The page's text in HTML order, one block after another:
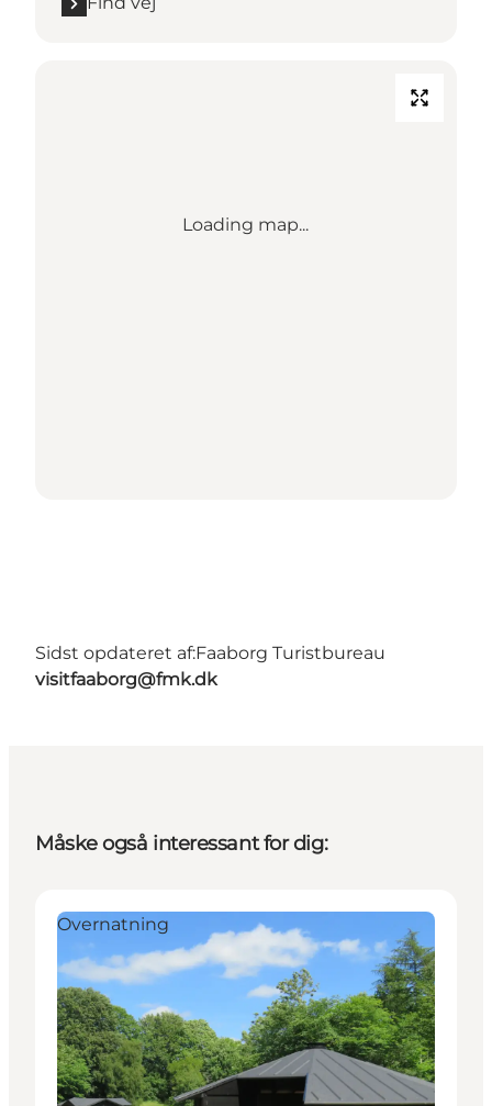
Loading map...
Sidst opdateret af:Faaborg Turistbureau
visitfaaborg@fmk.dk
Måske også interessant for dig:
Overnatning